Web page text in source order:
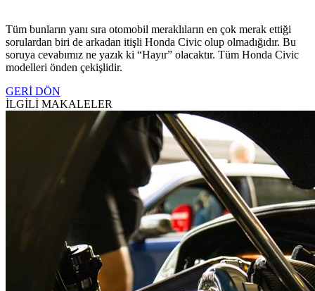
Tüm bunların yanı sıra otomobil meraklıların en çok merak ettiği
sorulardan biri de arkadan itişli Honda Civic olup olmadığıdır. Bu
soruya cevabımız ne yazık ki “Hayır” olacaktır. Tüm Honda Civic
modelleri önden çekişlidir.
GERİ DÖN
İLGİLİ MAKALELER